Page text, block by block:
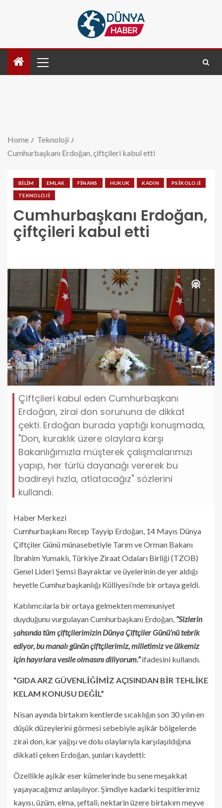
Home
Teknoloji
Cumhurbaşkanı Erdoğan, çiftçileri kabul etti
BILIM EMLAK FINANS HUKUK KADIN PSIKOLOJI
TEKNOLOJI
Cumhurbaşkanı Erdoğan,
çiftçileri kabul etti
Çiftçileri kabul eden Cumhurbaşkanı
Erdoğan, zirai don sorununa de dikkat
çekti. Erdoğan burada yaptığı konuşmada,
"Don, kuraklık üzere olaylara karşı
Bakanlığımızla müşterek çalışmalarımızı
yapıp, her türlü dayanağı vererek bu
badireyi hızla, atlatacağız" sözlerini
kullandı.
Haber Merkezi
Cumhurbaşkanı Recep Tayyip Erdoğan, 14 Mayıs Dünya
Çiftçiler Günü münasebetiyle Tarım ve Orman Bakanı
İbrahim Yumaklı, Türkiye Ziraat Odaları Birliği (TZOB)
Genel Lideri Şemsi Bayraktar ve üyelerinin de yer aldığı
heyetle Cumhurbaşkanlığı Külliyesi’nde bir ortaya geldi.
Katılımcılarla bir ortaya gelmekten memnuniyet
duyduğunu vurgulayan Cumhurbaşkanı Erdoğan, “Sizlerin
şahsında tüm çiftçilerimizin Dünya Çiftçiler Günü’nü tebrik
ediyor, bu manalı günün çiftçilerimiz, milletimiz ve ülkemiz
için hayırlara vesile olmasını diliyorum.”ifadesini kullandı.
“GIDA ARZ GÜVENLİĞİMİZ AÇISINDAN BİR TEHLİKE
KELAM KONUSU DEĞİL”
Nisan ayında birtakım kentlerde sıcaklığın son 30 yılın en
düşük düzeylerini görmesi sebebiyle aşikâr bölgelerde
zirai don, kar yağışı ve dolu olaylarıyla karşılaşıldığına
dikkati çeken Erdoğan, şunları kaydetti:
Özellikle aşikâr eser kümelerinde bu sene meşakkat
yaşayacağımız anlaşılıyor. Şimdiye kadarki tespitlerimiz
kayısı, üzüm, elma, şeftali, nektarin üzere birtakım meyve